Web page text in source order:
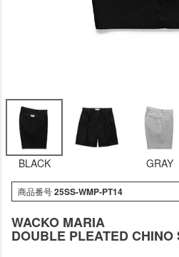
BLACK GRAY
商品番号25SS-WMP-PT14
WACKO MARIA
DOUBLE PLEATED CHINO